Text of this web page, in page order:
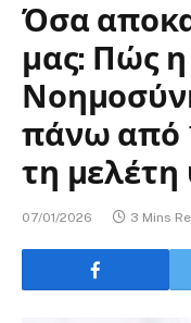
Όσα
μας: Πώς
πάνω από
τη
07/01/2026 3 Mins